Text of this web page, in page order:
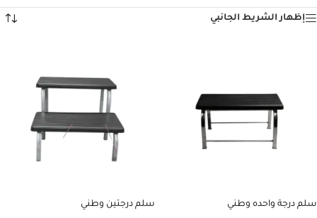
إظهار الشريط الجانبي
سلم درجة واحده وطني سلم درجتين وطني